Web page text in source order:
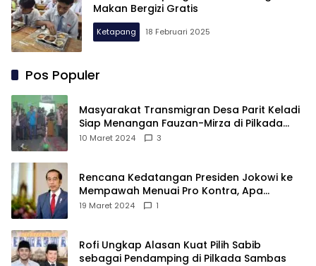
Makan Bergizi Gratis
Ketapang 18 Februari 2025
Pos Populer
Masyarakat Transmigran Desa Parit Keladi
Siap Menangan Fauzan-Mirza di Pilkada
Kubu Raya
10 Maret 2024 3
Rencana Kedatangan Presiden Jokowi ke
Mempawah Menuai Pro Kontra, Apa
Sebabnya?
19 Maret 2024 1
Rofi Ungkap Alasan Kuat Pilih Sabib
sebagai Pendamping di Pilkada Sambas